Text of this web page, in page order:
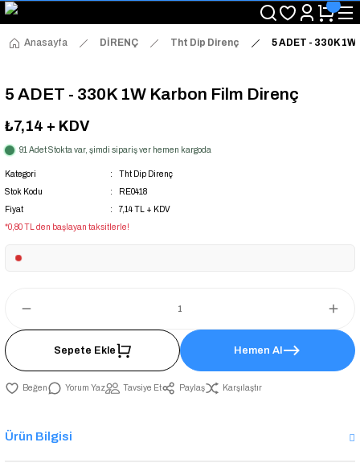
"Saat 14:00'a Kadar Verilen Siparişlerde Aynı Gün Kargo Avantajı!
"Binlerce Ürün Çeşitliliği ile Stoktan Hemen Teslim."
"Toptan Fiyatına Perakende Satış Avantajını Kaçırmayın!"
Anasayfa DİRENÇ Tht Dip Direnç 5 ADET - 330K
5 ADET - 330K 1W Karbon Film Direnç
₺7,14 + KDV
91 Adet Stokta var, şimdi sipariş ver hemen kargoda
Kategori
Tht Dip Direnç
Stok Kodu
RE0418
Fiyat
7,14 TL + KDV
*0,80 TL den başlayan taksitlerle!
Sepete Ekle Hemen Al
Yorum Yaz Tavsiye Et Paylaş Karşılaştır
Ürün Bilgisi